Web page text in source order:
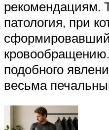
рекомендациям.
патология, при
подобного
весьма